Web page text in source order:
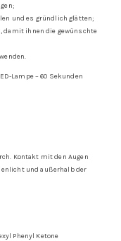
und es gründlich glätten;
damit ihnen die gewünschte
Lampe – 60 Sekunden
Kontakt mit den Augen
und außerhalb der
Phenyl Ketone